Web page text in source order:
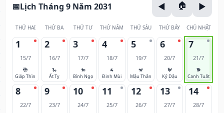
Lịch Tháng 9 Năm 2031
THỨ HAI THỨ BA THỨ TƯ THỨ NĂM THỨ SÁU THỨ BẢY CHỦ NHẬT
1
15/7
🐉
Giáp Thìn
2
16/7
🐍
Ất Tỵ
3
17/7
🐎
Bính Ngọ
4
18/7
🐐
Đinh Mùi
5
19/7
🐒
Mậu Thân
6
20/7
🐓
Kỷ Dậu
7
21/7
🐕
Canh Tuất
8
22/7
9
23/7
10
24/7
11
25/7
12
26/7
13
27/7
14
28/7